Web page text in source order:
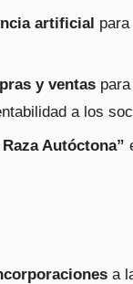
artificial
y ventas
a los
Raza Autóctona”
a